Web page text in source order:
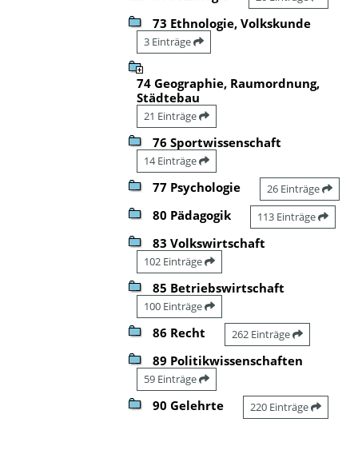
73 Ethnologie, Volkskunde
3 Einträge
74 Geographie, Raumordnung,
Städtebau
21 Einträge
76 Sportwissenschaft
14 Einträge
77 Psychologie 26 Einträge
80 Pädagogik 113 Einträge
83 Volkswirtschaft
102 Einträge
85 Betriebswirtschaft
100 Einträge
86 Recht 262 Einträge
89 Politikwissenschaften
59 Einträge
90 Gelehrte 220 Einträge